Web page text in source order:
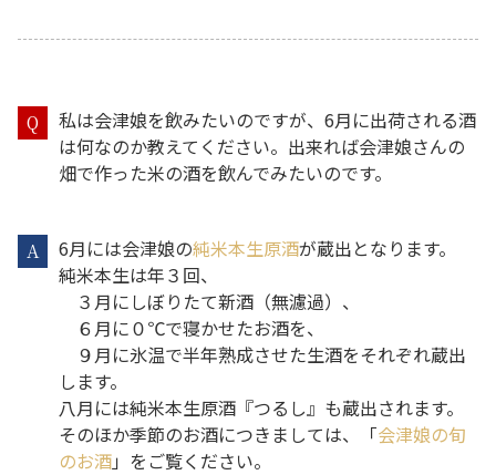
Q
私は会津娘を飲みたいのですが、6月に出荷される酒
は何なのか教えてください。出来れば会津娘さんの
畑で作った米の酒を飲んでみたいのです。
A 6月には会津娘の純米本生原酒が蔵出となります。
純米本生は年３回、
３月にしぼりたて新酒（無濾過）、
６月に０℃で寝かせたお酒を、
９月に氷温で半年熟成させた生酒をそれぞれ蔵出
します。
八月には純米本生原酒『つるし』も蔵出されます。
そのほか季節のお酒につきましては、「会津娘の旬
のお酒」をご覧ください。